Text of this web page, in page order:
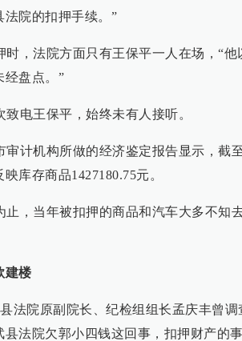
院的扣押手续。”
，法院方面只有王保平一人在场，“他
经盘点。”
电王保平，始终未有人接听。
计机构所做的经济鉴定报告显示，截
库存商品1427180.75元。
，当年被扣押的商品和汽车大多不知
建楼
法院原副院长、纪检组组长孟庆丰曾调
法院欠郭小四钱这回事，扣押财产的